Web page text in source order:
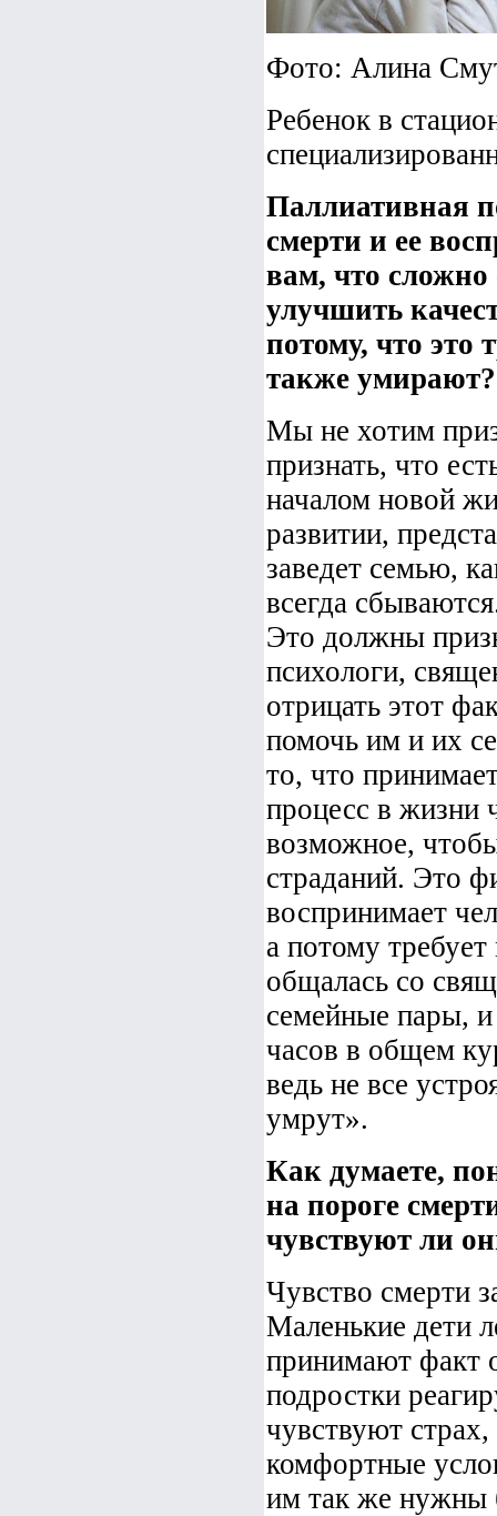
Фото: Алина
Ребенок в
Паллиативная
смерти и ее
вам, что сложно
улучшить
потому, что это
также умирают?
Мы не хотим
признать, что
началом новой
развитии,
заведет семью,
всегда
Это должны
психологи,
отрицать этот
помочь им и их
то, что
процесс в жизни
возможное,
страданий. Это
воспринимает
а потому
общалась со
семейные пары, и
часов в общем
ведь не все
умрут».
Как думаете,
на пороге
чувствуют ли
Чувство смерти
Маленькие дети
принимают факт
подростки
чувствуют
комфортные
им так же нужны